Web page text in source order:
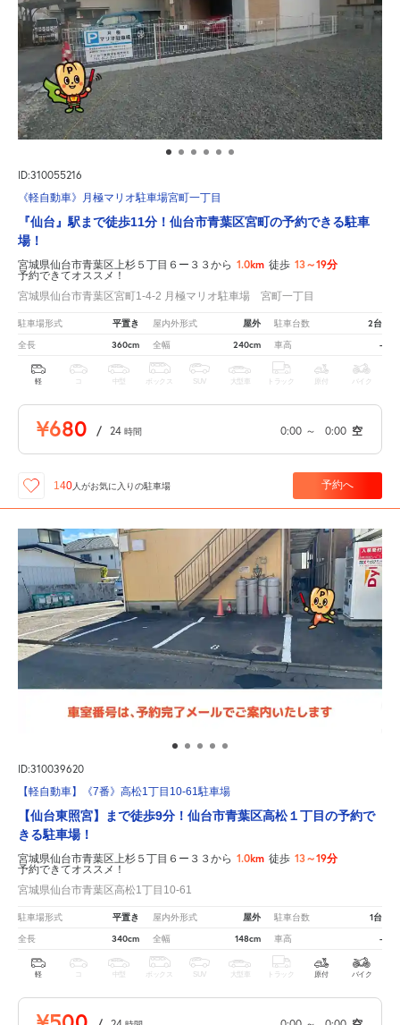
ID:310055216
《軽自動車》月極マリオ駐車場宮町一丁目
『仙台』駅まで徒歩11分！仙台市青葉区宮町の予約できる駐車
場！
宮城県仙台市青葉区上杉５丁目６ー３３から 1.0km 徒歩 13～19分
予約できてオススメ！
宮城県仙台市青葉区宮町1-4-2 月極マリオ駐車場 宮町一丁目
駐車場形式 平置き 屋内外形式 屋外 駐車台数 2台
全長 360cm 全幅 240cm 車高 -
軽 中型 ボックス SUV 大型車 トラック 原付 バイク
¥680 / 24 時間 0:00 ～ 0:00 空
140 人がお気に入りの駐車場 予約へ
ID:310039620
【軽自動車】《7番》高松1丁目10-61駐車場
【仙台東照宮】まで徒歩9分！仙台市青葉区高松１丁目の予約で
きる駐車場！
宮城県仙台市青葉区上杉５丁目６ー３３から 1.0km 徒歩 13～19分
予約できてオススメ！
宮城県仙台市青葉区高松1丁目10-61
駐車場形式 平置き 屋内外形式 屋外 駐車台数 1台
全長 340cm 全幅 148cm 車高 -
軽 中型 ボックス SUV 大型車 トラック 原付 バイク